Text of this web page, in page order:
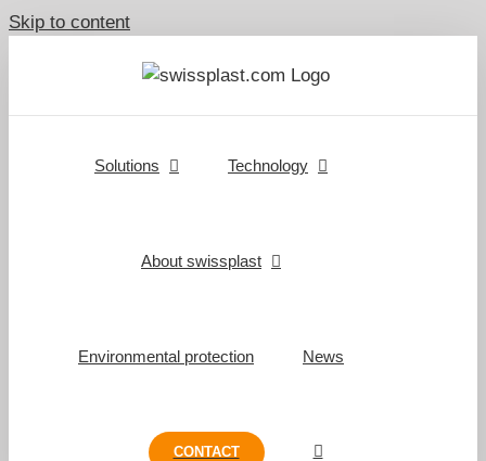
Skip to content
Solutions Technology
About swissplast
Environmental protection News
CONTACT